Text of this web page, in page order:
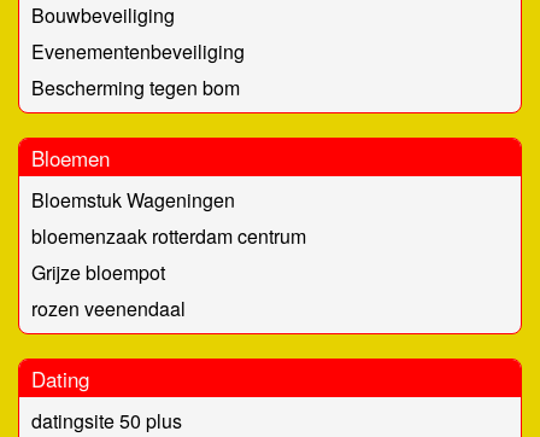
Bouwbeveiliging
Evenementenbeveiliging
Bescherming tegen bom
Bloemen
Bloemstuk Wageningen
bloemenzaak rotterdam centrum
Grijze bloempot
rozen veenendaal
Dating
datingsite 50 plus